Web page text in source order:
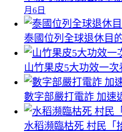
月6日
泰國位列全球退休目
山竹果皮5大功效一次
數字部嚴打電詐 加速
水稻瀕臨枯死 村民「